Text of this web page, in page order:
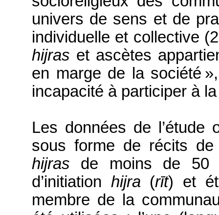
univers de sens et de
individuelle et collective
hijras et ascètes
en marge de la société
incapacité à participer à
Les données de l’étude
sous forme de récits
hijras de moins de 50
d’initiation hijra(rīt) et
membre de la